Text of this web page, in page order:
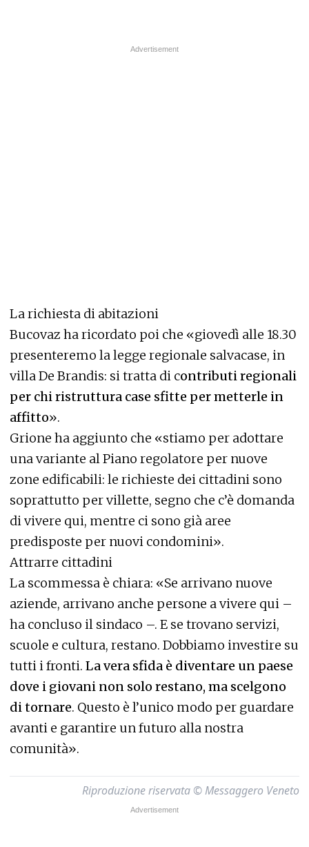
La richiesta di abitazioni
Bucovaz ha ricordato poi che «giovedì alle 18.30
presenteremo la legge regionale salvacase, in
villa De Brandis: si tratta di contributi regionali
per chi ristruttura case sfitte per metterle in
affitto».
Grione ha aggiunto che «stiamo per adottare
una variante al Piano regolatore per nuove
zone edificabili: le richieste dei cittadini sono
soprattutto per villette, segno che c’è domanda
di vivere qui, mentre ci sono già aree
predisposte per nuovi condomini».
Attrarre cittadini
La scommessa è chiara: «Se arrivano nuove
aziende, arrivano anche persone a vivere qui –
ha concluso il sindaco –. E se trovano servizi,
scuole e cultura, restano. Dobbiamo investire su
tutti i fronti. La vera sfida è diventare un paese
dove i giovani non solo restano, ma scelgono
di tornare. Questo è l’unico modo per guardare
avanti e garantire un futuro alla nostra
comunità».
Riproduzione riservata © Messaggero Veneto